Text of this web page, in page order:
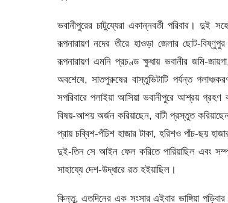
ভবানীপুরের চাটুয্যেরা একান্নবর্তী পরিবার।
রূপনারায়ণ নদের তীরে হাওড়া জেলার ছোট-
রূপনারায়ণ এমনি প্রচণ্ড ক্ষুধায় ভবানীর জমি-
অবশেষে, সাতপুরুষের বাস্তুভিটাটি পর্যন্ত
সপরিবারে পলাইয়া আসিয়া ভবানীপুরে আশ্রয়
বিষয়-আশয় অর্জন করিয়াছেন, বাটী প্রস্তুত
প্রায় চব্বিশ-পঁচিশ হাজার টাকা, হরিশও পাঁচ-ছয়
দুই-তিন সে আইন ফেল করিতে পারিয়াছিল এবং
সাহায্যে দেশ-উদ্ধারে রত হইয়াছিল।
কিন্তু, এতদিনের এক সংসার এইবার ভাঙ্গিয়া